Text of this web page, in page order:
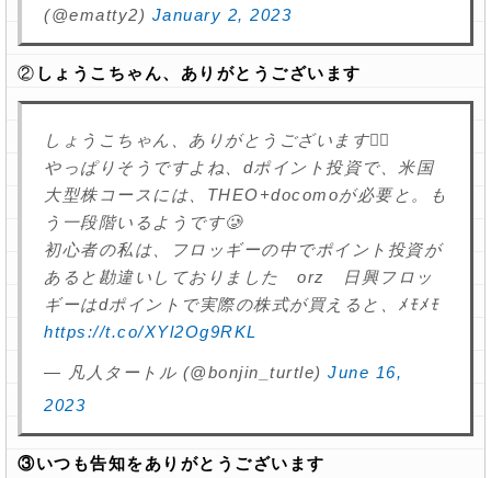
(@ematty2) January 2, 2023
② しょうこちゃん、ありがとうございます
しょうこちゃん、ありがとうございます🙇‍♂️
やっぱりそうですよね、dポイント投資で、米国
大型株コースには、THEO+docomoが必要と。も
う一段階いるようです🥲
初心者の私は、フロッギーの中でポイント投資が
あると勘違いしておりました orz 日興フロッ
ギーはdポイントで実際の株式が買えると、ﾒﾓﾒﾓ
https://t.co/XYl2Og9RKL
— 凡人タートル (@bonjin_turtle) June 16,
2023
③いつも告知をありがとうございます